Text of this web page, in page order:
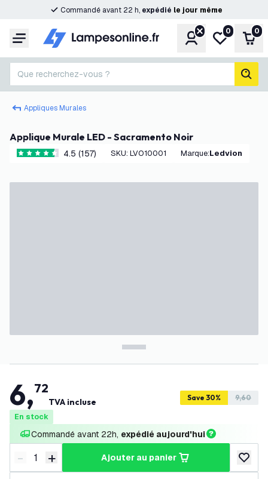
Commandé avant 22 h, expédié le jour même
Menu CompteMa liste de
0 0
Que recherchez-vous ?
Appliques Murales
Applique Murale LED - Sacramento Noir
4.5 étoiles de notation
4.5 (157) SKU: LVO10001 Marque: Ledvion
6,72
TVA incluse Save 30% 9,60
En stock
Commandé avant 22h, expédié aujourd'hui
Diminuer la quantité
- Augmenter la quantité
+ ajouter au panier